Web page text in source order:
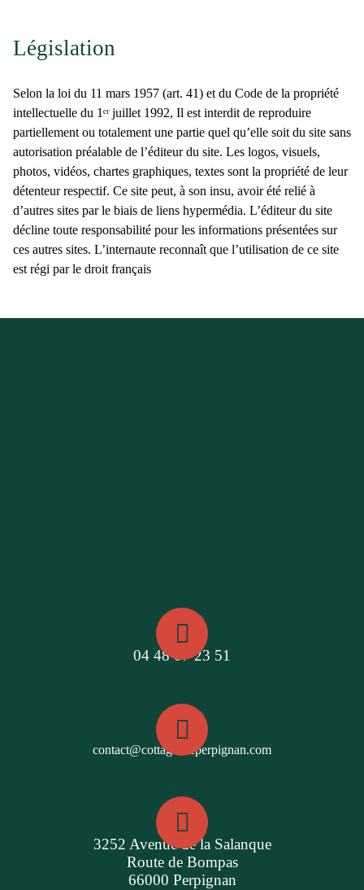
Législation
Selon la loi du 11 mars 1957 (art. 41) et du Code de la propriété
intellectuelle du 1ᵉʳ juillet 1992, Il est interdit de reproduire
partiellement ou totalement une partie quel qu’elle soit du site sans
autorisation préalable de l’éditeur du site. Les logos, visuels,
photos, vidéos, chartes graphiques, textes sont la propriété de leur
détenteur respectif. Ce site peut, à son insu, avoir été relié à
d’autres sites par le biais de liens hypermédia. L’éditeur du site
décline toute responsabilité pour les informations présentées sur
ces autres sites. L’internaute reconnaît que l’utilisation de ce site
est régi par le droit français
04 48 07 23 51
contact@cottagesdeperpignan.com
3252 Avenue de la Salanque
Route de Bompas
66000 Perpignan